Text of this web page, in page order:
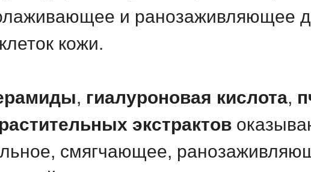
и ранозаживляющее
кожи.
, гиалуроновая кислота,
экстрактов
смягчающее,